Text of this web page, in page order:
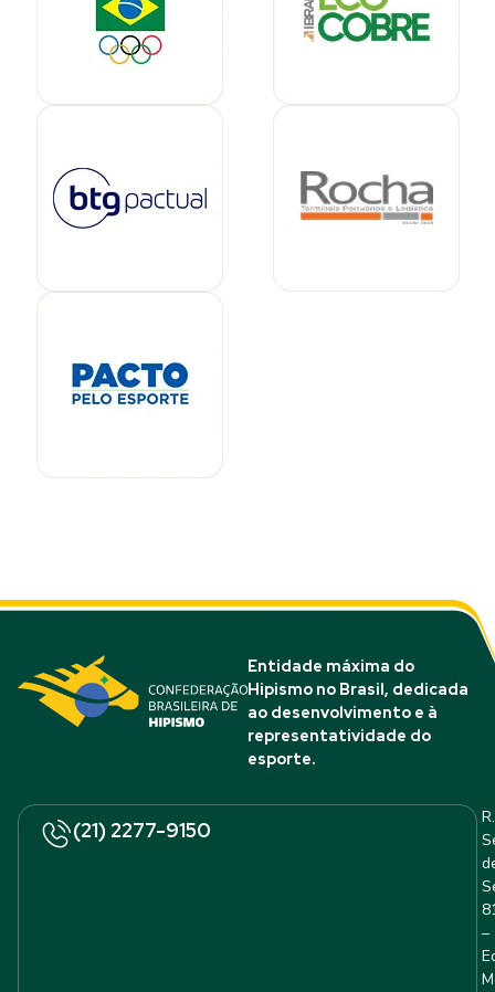
Entidade máxima do
Hipismo no Brasil, dedicada
ao desenvolvimento e à
representatividade do
esporte.
(21) 2277-9150
R.
–